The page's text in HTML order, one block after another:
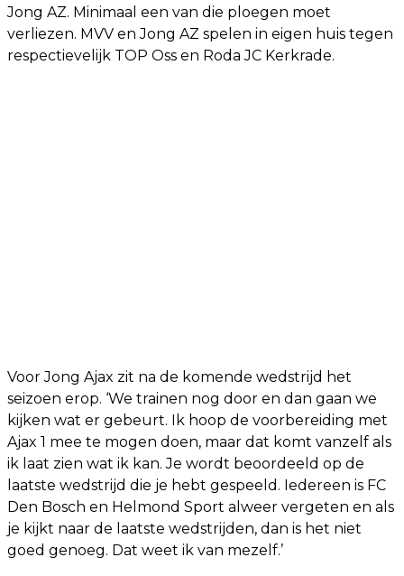
Jong AZ. Minimaal een van die ploegen moet
verliezen. MVV en Jong AZ spelen in eigen huis tegen
respectievelijk TOP Oss en Roda JC Kerkrade.
Voor Jong Ajax zit na de komende wedstrijd het
seizoen erop. ‘We trainen nog door en dan gaan we
kijken wat er gebeurt. Ik hoop de voorbereiding met
Ajax 1 mee te mogen doen, maar dat komt vanzelf als
ik laat zien wat ik kan. Je wordt beoordeeld op de
laatste wedstrijd die je hebt gespeeld. Iedereen is FC
Den Bosch en Helmond Sport alweer vergeten en als
je kijkt naar de laatste wedstrijden, dan is het niet
goed genoeg. Dat weet ik van mezelf.’